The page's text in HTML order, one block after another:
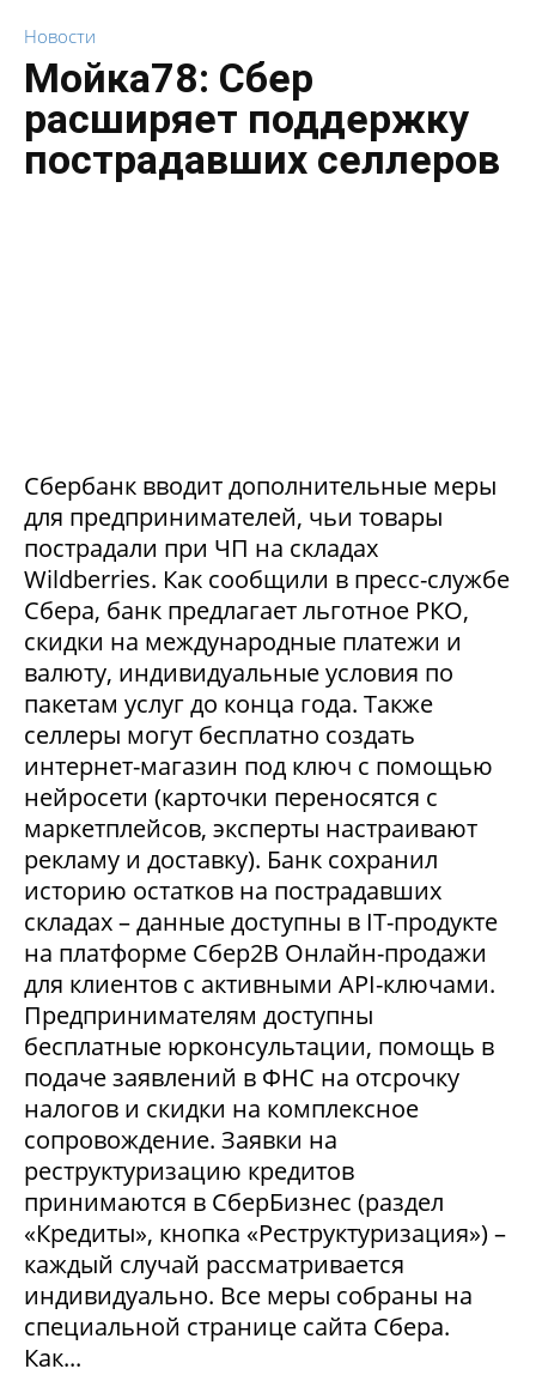
Новости
Мойка78: Сбер
расширяет поддержку
пострадавших селлеров
Сбербанк вводит дополнительные меры
для предпринимателей, чьи товары
пострадали при ЧП на складах
Wildberries. Как сообщили в пресс-службе
Сбера, банк предлагает льготное РКО,
скидки на международные платежи и
валюту, индивидуальные условия по
пакетам услуг до конца года. Также
селлеры могут бесплатно создать
интернет-магазин под ключ с помощью
нейросети (карточки переносятся с
маркетплейсов, эксперты настраивают
рекламу и доставку). Банк сохранил
историю остатков на пострадавших
складах – данные доступны в IT-продукте
на платформе Сбер2В Онлайн-продажи
для клиентов с активными API-ключами.
Предпринимателям доступны
бесплатные юрконсультации, помощь в
подаче заявлений в ФНС на отсрочку
налогов и скидки на комплексное
сопровождение. Заявки на
реструктуризацию кредитов
принимаются в СберБизнес (раздел
«Кредиты», кнопка «Реструктуризация») –
каждый случай рассматривается
индивидуально. Все меры собраны на
специальной странице сайта Сбера.
Как...